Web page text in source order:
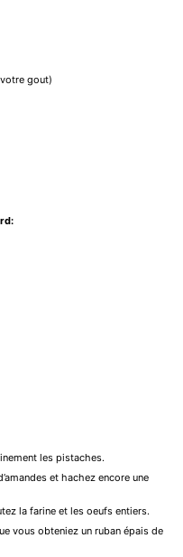
gout)
les pistaches.
et hachez encore une
la farine et les oeufs entiers.
vous obteniez un ruban épais de